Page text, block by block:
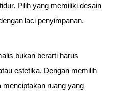
Pilih yang memiliki desain
laci penyimpanan.
bukan berarti harus
estetika. Dengan memilih
menciptakan ruang yang